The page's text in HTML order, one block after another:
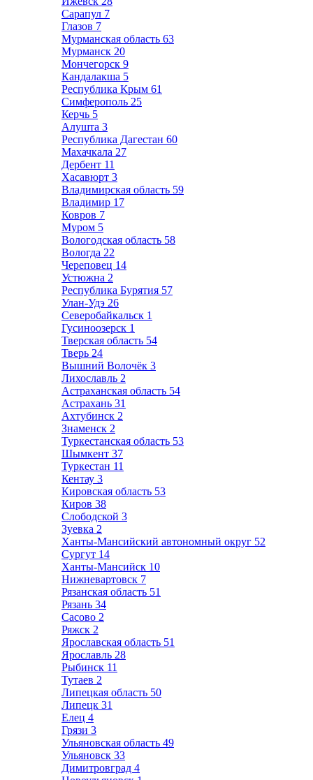
Сарапул 7
Глазов 7
Мурманская область 63
Мурманск 20
Мончегорск 9
Кандалакша 5
Республика Крым 61
Симферополь 25
Керчь 5
Алушта 3
Республика Дагестан 60
Махачкала 27
Дербент 11
Хасавюрт 3
Владимирская область 59
Владимир 17
Ковров 7
Муром 5
Вологодская область 58
Вологда 22
Череповец 14
Устюжна 2
Республика Бурятия 57
Улан-Удэ 26
Северобайкальск 1
Гусиноозерск 1
Тверская область 54
Тверь 24
Вышний Волочёк 3
Лихославль 2
Астраханская область 54
Астрахань 31
Ахтубинск 2
Знаменск 2
Туркестанская область 53
Шымкент 37
Туркестан 11
Кентау 3
Кировская область 53
Киров 38
Слободской 3
Зуевка 2
Ханты-Мансийский автономный округ 52
Сургут 14
Ханты-Мансийск 10
Нижневартовск 7
Рязанская область 51
Рязань 34
Сасово 2
Ряжск 2
Ярославская область 51
Ярославль 28
Рыбинск 11
Тутаев 2
Липецкая область 50
Липецк 31
Елец 4
Грязи 3
Ульяновская область 49
Ульяновск 33
Димитровград 4